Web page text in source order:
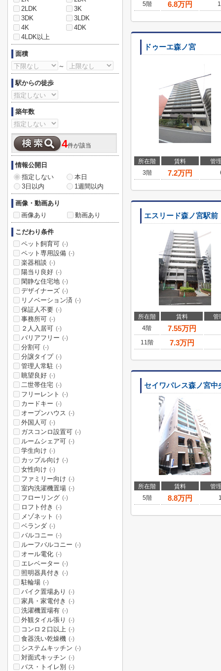
5階 6.8万円
ドゥーエ森ノ宮
所在階 賃料
管
3階
7.2万円
エスリード森ノ宮駅前
所在階 賃料
管
4階
7.55万円
11階 7.3万円
セイワパレス森ノ宮中
所在階 賃料
管
5階
8.8万円
2LDK
3K
3DK
3LDK
4K
4DK
4LDK以上
面積
～
駅からの徒歩
築年数
4件が該当
情報公開日
指定しない
本日
3日以内
1週間以内
画像・動画あり
画像あり
動画あり
こだわり条件
ペット飼育可 (-)
ペット専用設備 (-)
楽器相談 (-)
陽当り良好 (-)
閑静な住宅地 (-)
デザイナーズ (-)
リノベーション済 (-)
保証人不要 (-)
事務所可 (-)
２人入居可 (-)
バリアフリー (-)
分割可 (-)
分譲タイプ (-)
管理人常駐 (-)
眺望良好 (-)
二世帯住宅 (-)
フリーレント (-)
カードキー (-)
オープンハウス (-)
外国人可 (-)
ガスコンロ設置可 (-)
ルームシェア可 (-)
学生向け (-)
カップル向け (-)
女性向け (-)
ファミリー向け (-)
室内洗濯機置場 (-)
フローリング (-)
ロフト付き (-)
メゾネット (-)
ベランダ (-)
バルコニー (-)
ルーフバルコニー (-)
オール電化 (-)
エレベーター (-)
照明器具付き (-)
駐輪場 (-)
バイク置場あり (-)
家具・家電付き (-)
洗濯機置場有 (-)
外観タイル張り (-)
コンロ２口以上 (-)
食器洗い乾燥機 (-)
システムキッチン (-)
対面式キッチン (-)
バス・トイレ別 (-)